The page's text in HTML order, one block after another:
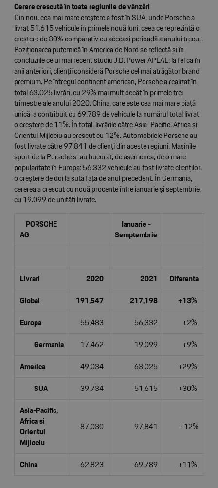
Cerere crescută în toate regiunile de vânzări
Din nou, cea mai mare creștere a fost în SUA, unde Porsche a
livrat 51.615 vehicule în primele nouă luni, ceea ce reprezintă o
creștere de 30% comparativ cu aceeași perioadă a anului trecut.
Poziționarea puternică în America de Nord se reflectă și în
concluziile celui mai recent studiu J.D. Power APEAL: la fel ca în
anii anteriori, clienții consideră Porsche cel mai atrăgător brand
premium. Pe întregul continent american, Porsche a realizat în
total 63.025 livrări, cu 29% mai mult decât în primele trei
trimestre ale anului 2020. China, care este cea mai mare piață
unică, a contribuit cu 69.789 de vehicule la numărul total livrat,
o creștere de 11%. În total, livrările către Asia-Pacific, Africa și
Orientul Mijlociu au crescut cu 12%. Automobilele Porsche au
fost livrate către 97.841 de clienți din aceste regiuni. Mașinile
sport de la Porsche s-au bucurat, de asemenea, de o mare
popularitate în Europa: 56.332 vehicule au fost livrate clienților,
o creștere de doi la sută față de anul precedent. În Germania,
cererea a crescut cu nouă procente între ianuarie și septembrie,
cu 19.099 de unități livrate.
PORSCHE
AG
Ianuarie -
Semptembrie
Livrari 2020 2021
Diferenta
Global
191,547 217,198
+13%
Europa
55,483 56,332
+2%
Germania
17,462 19,099
+9%
America
49,034 63,025
+29%
SUA
39,734 51,615
+30%
Asia-Pacific,
Africa si
Orientul
Mijlociu
87,030 97,841 +12%
China 62,823 69,789 +11%